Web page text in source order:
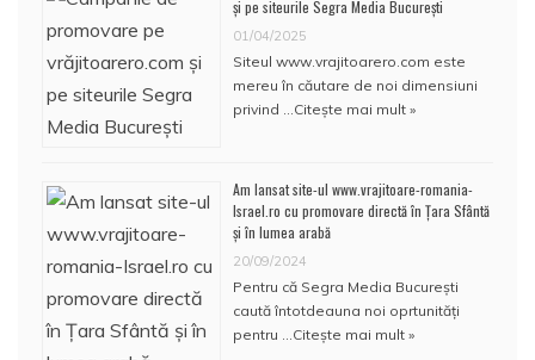
și pe siteurile Segra Media București
01/04/2025
Siteul www.vrajitoarero.com este
mereu în căutare de noi dimensiuni
privind …Citește mai mult »
Am lansat site-ul www.vrajitoare-romania-
Israel.ro cu promovare directă în Țara Sfântă
și în lumea arabă
20/09/2024
Pentru că Segra Media București
caută întotdeauna noi oprtunități
pentru …Citește mai mult »